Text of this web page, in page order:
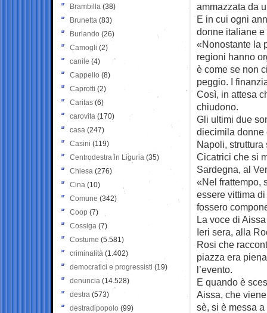
ammazzata da
E in cui ogni
donne italiane
«Nonostante la
regioni hanno
è come se non
peggio. I
Così, in attesa
chiudono.
Gli ultimi due
diecimila donne
Napoli, struttura
Cicatrici che si
Sardegna, al
«Nel frattempo,
essere vittima
fossero
La voce di Aissa
Ieri sera, alla
Rosi che
piazza era
l’evento.
E quando è
Aissa, che
sè, si è messa
Brambilla (38)
Brunetta (83)
Burlando (26)
Camogli (2)
canile (4)
Cappello (8)
Caprotti (2)
Caritas (6)
carovita (170)
casa (247)
Casini (119)
Centrodestra in Liguria (35)
Chiesa (276)
Cina (10)
Comune (342)
Coop (7)
Cossiga (7)
Costume (5.581)
criminalità (1.402)
democratici e progressisti (19)
denuncia (14.528)
destra (573)
destradipopolo (99)